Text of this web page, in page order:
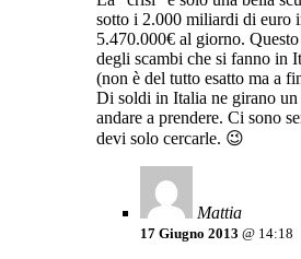
sotto i 2.000 miliardi di euro
5.470.000€ al giorno.
degli scambi che si fanno in
(non è del tutto esatto ma a
Di soldi in Italia ne girano un
andare a prendere. Ci sono
devi solo cercarle. 😉
Mattia
17 Giugno 2013 @ 14:18